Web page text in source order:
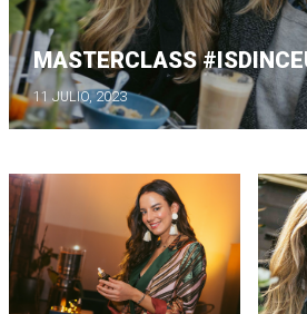
MASTERCLASS
11 JULIO, 2023